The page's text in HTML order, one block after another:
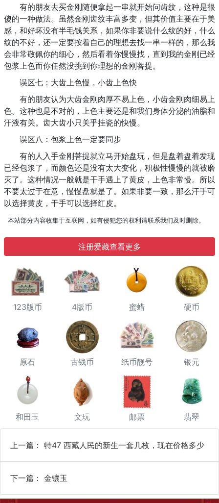
有的朋友去买金刚随便拿起一串就开始问齿纹，这种是很
傻的一种做法。虽然金刚齿纹丰富多变，但其价值主要在于美
感，和好坏没有半毛钱关系，如果你非要说什么纹的好，什么
纹的不好，还一定要按着自己的理想去找一串一样的，那么我
会非常敬佩你的细心，然后看着你慢慢找，直到我的金刚已经
包浆上色而你任然没挑到你理想的金刚菩提。
误区七：大齿上色慢，小齿上色快
有的朋友认为大齿金刚肉厚不易上色，小齿金刚肉细易上
色。这种也是不对的，上色主要还是和我们身体分泌的油脂和
汗液有关。齿大齿小只关乎挂瓷的快慢。
误区八：包浆上色一定要同步
有的人入手金刚菩提就立马开始盘玩，但是盘着盘着发现
已经包浆了，而颜色还是没有太大变化，积极性慢慢的就被磨
灭了。这种情况一般就是干手遇上了黄皮，上色非常慢。所以
不要太过于在意，慢慢盘就是了。如果非要一致，那么汗手可
以选择黄皮，干手可以选择红皮。
本站部分内容收集于互联网，如有侵犯您的权利请联系我们及时删除。
注册爱藏查看更多
123版币 4版币 蜜蜡 硬币
原石 古钱币 纸币靓号 银元
和田玉 文玩 邮票 翡翠
上一篇： 特47 西藏人民的新生一套几枚，现在价格多少
下一篇： 金镶玉